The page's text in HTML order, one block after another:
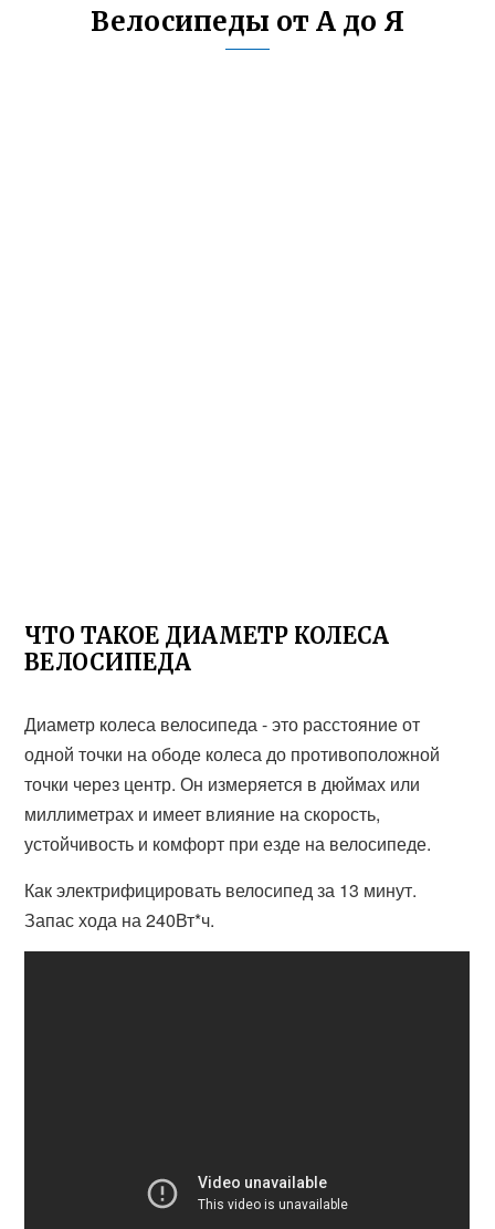
Велосипеды от А до Я
ЧТО ТАКОЕ ДИАМЕТР КОЛЕСА
ВЕЛОСИПЕДА
Диаметр колеса велосипеда - это расстояние от
одной точки на ободе колеса до противоположной
точки через центр. Он измеряется в дюймах или
миллиметрах и имеет влияние на скорость,
устойчивость и комфорт при езде на велосипеде.
Как электрифицировать велосипед за 13 минут.
Запас хода на 240Вт*ч.